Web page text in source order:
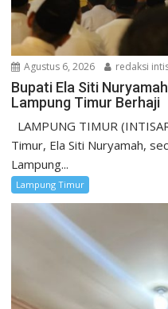
Agustus 6, 2026 redaksi
Bupati Ela Siti
Lampung Timur Berhaji
LAMPUNG TIMUR
Timur, Ela Siti Nuryamah,
Lampung...
Lampung Timur